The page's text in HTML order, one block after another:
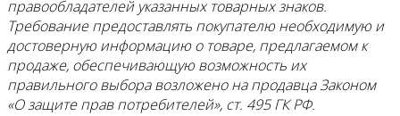
правообладателей указанных товарных знаков.
Требование предоставлять покупателю необходимую и
достоверную информацию о товаре, предлагаемом к
продаже, обеспечивающую возможность их
правильного выбора возложено на продавца Законом
«О защите прав потребителей», ст. 495 ГК РФ.